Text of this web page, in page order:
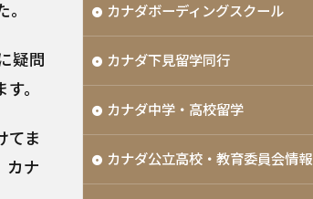
疑問
。
てま
カナ
カナダボーディングスクール
カナダ下見留学同行
カナダ中学・高校留学
カナダ公立高校・教育委員会情報